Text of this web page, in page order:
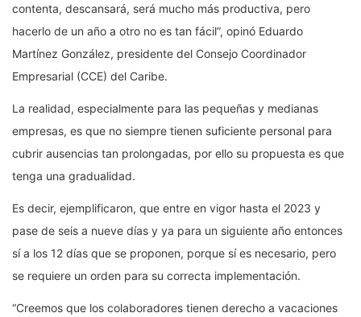
contenta, descansará, será mucho más productiva, pero
hacerlo de un año a otro no es tan fácil”, opinó Eduardo
Martínez González, presidente del Consejo Coordinador
Empresarial (CCE) del Caribe.
La realidad, especialmente para las pequeñas y medianas
empresas, es que no siempre tienen suficiente personal para
cubrir ausencias tan prolongadas, por ello su propuesta es que
tenga una gradualidad.
Es decir, ejemplificaron, que entre en vigor hasta el 2023 y
pase de seis a nueve días y ya para un siguiente año entonces
sí a los 12 días que se proponen, porque sí es necesario, pero
se requiere un orden para su correcta implementación.
“Creemos que los colaboradores tienen derecho a vacaciones